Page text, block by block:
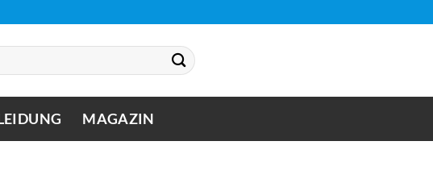
MAGAZIN